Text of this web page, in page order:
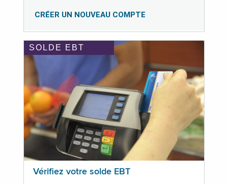
CRÉER UN NOUVEAU COMPTE
SOLDE EBT
Vérifiez votre solde EBT